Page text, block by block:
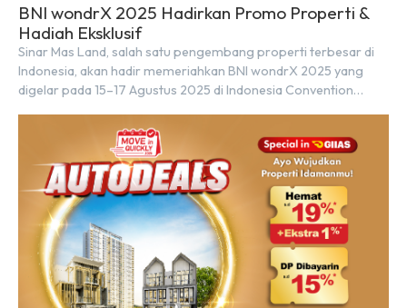
BNI wondrX 2025 Hadirkan Promo Properti &
Hadiah Eksklusif
Sinar Mas Land, salah satu pengembang properti terbesar di
Indonesia, akan hadir memeriahkan BNI wondrX 2025 yang
digelar pada 15–17 Agustus 2025 di Indonesia Convention
Land. Partisipasi ini menjadi wujud komitmen Sinar Mas Land
dalam memberikan kemudahan dan pengalaman berbeda bagi
para pencari hunian […]